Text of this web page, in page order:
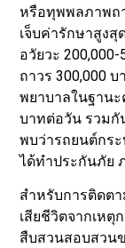
หรือทุพพลภาพถ
เจ็บค่ารักษาสูง
อวัยวะ
ถาวร 300,000
พยาบาลในฐาน
บาทต่อวัน รวมกั
พบว่ารถยนต์กระ
ได้ทำประกันภัย
สำหรับการติดต
เสียชีวิตจากเห
สืบสวนสอบสวน